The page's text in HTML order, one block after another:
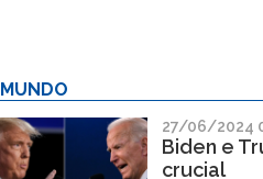
MUNDO
27/06/2024
Biden e
crucial